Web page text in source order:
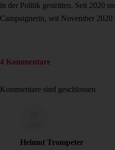
in der Politik gestritten. Seit 2020
Campaignerin, seit November 2020
4 Kommentare
Kommentare sind geschlossen
Helmut Trompeter